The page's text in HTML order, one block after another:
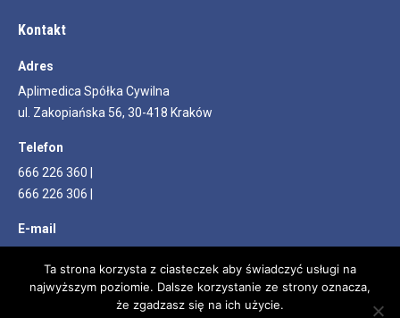
Kontakt
Adres
Aplimedica Spółka Cywilna
ul. Zakopiańska 56, 30-418 Kraków
Telefon
666 226 360 |
666 226 306 |
E-mail
Znajdź nas na:
Ta strona korzysta z ciasteczek aby świadczyć usługi na
najwyższym poziomie. Dalsze korzystanie ze strony oznacza,
że zgadzasz się na ich użycie.